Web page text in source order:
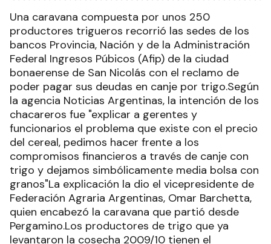
Una caravana compuesta por unos 250
productores trigueros recorrió las sedes de los
bancos Provincia, Nación y de la Administración
Federal Ingresos Púbicos (Afip) de la ciudad
bonaerense de San Nicolás con el reclamo de
poder pagar sus deudas en canje por trigo.Según
la agencia Noticias Argentinas, la intención de los
chacareros fue "explicar a gerentes y
funcionarios el problema que existe con el precio
del cereal, pedimos hacer frente a los
compromisos financieros a través de canje con
trigo y dejamos simbólicamente media bolsa con
granos"La explicación la dio el vicepresidente de
Federación Agraria Argentinas, Omar Barchetta,
quien encabezó la caravana que partió desde
Pergamino.Los productores de trigo que ya
levantaron la cosecha 2009/10 tienen el